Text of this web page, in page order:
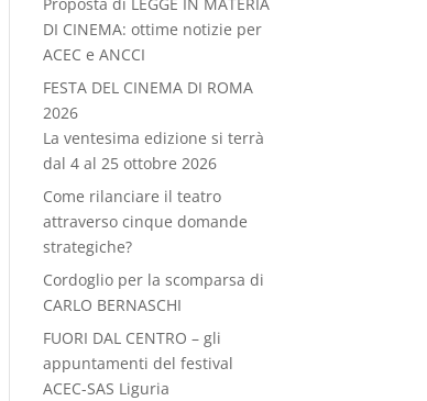
DI CINEMA: ottime notizie per
ACEC e ANCCI
FESTA DEL CINEMA DI ROMA
2026
La ventesima edizione si terrà
dal 4 al 25 ottobre 2026
Come rilanciare il teatro
attraverso cinque domande
strategiche?
Cordoglio per la scomparsa di
CARLO BERNASCHI
FUORI DAL CENTRO – gli
appuntamenti del festival
ACEC-SAS Liguria